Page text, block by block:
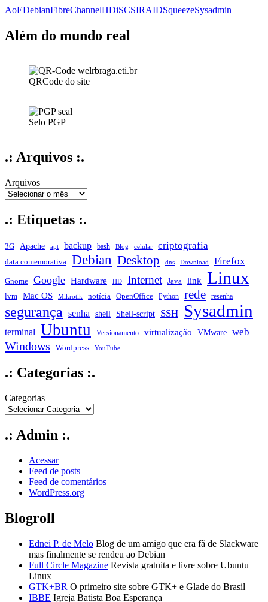
AoEDebianFibreChannelHDiSCSIRAIDSqueezeSysadmin
Além do mundo real
QRCode do site
Selo PGP
.: Arquivos :.
Arquivos
.: Etiquetas :.
3G Apache apt backup bash Blog celular criptografia
data comemorativa Debian Desktop dns Download Firefox
Gnome Google Hardware HD Internet Java link Linux
lvm Mac OS Mikrotik notícia OpenOffice Python rede resenha
segurança senha shell Shell-script SSH Sysadmin
terminal Ubuntu Versionamento virtualização VMware web
Windows Wordpress YouTube
.: Categorias :.
Categorias
.: Admin :.
Acessar
Feed de posts
Feed de comentários
WordPress.org
Blogroll
Ednei P. de Melo Blog de um amigo que era fã de Slackware
mas finalmente se rendeu ao Debian
Full Circle Magazine Revista gratuita e livre sobre Ubuntu
Linux
GTK+BR O primeiro site sobre GTK+ e Glade do Brasil
IBBE Igreja Batista Boa Esperança